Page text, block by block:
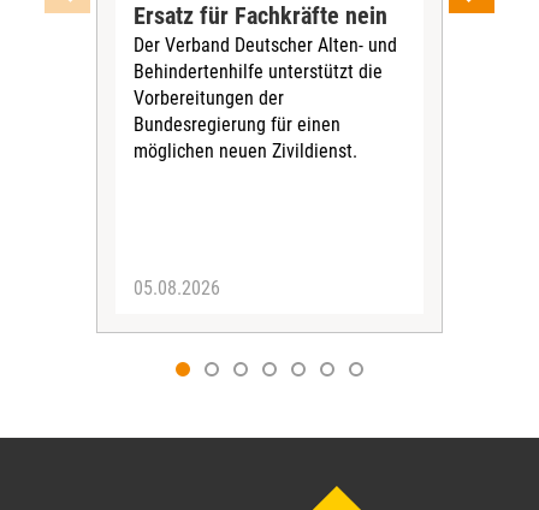
Ersatz für Fachkräfte nein
Der Verband Deutscher Alten- und
Behindertenhilfe unterstützt die
Vorbereitungen der
Bundesregierung für einen
möglichen neuen Zivildienst.
05.08.2026